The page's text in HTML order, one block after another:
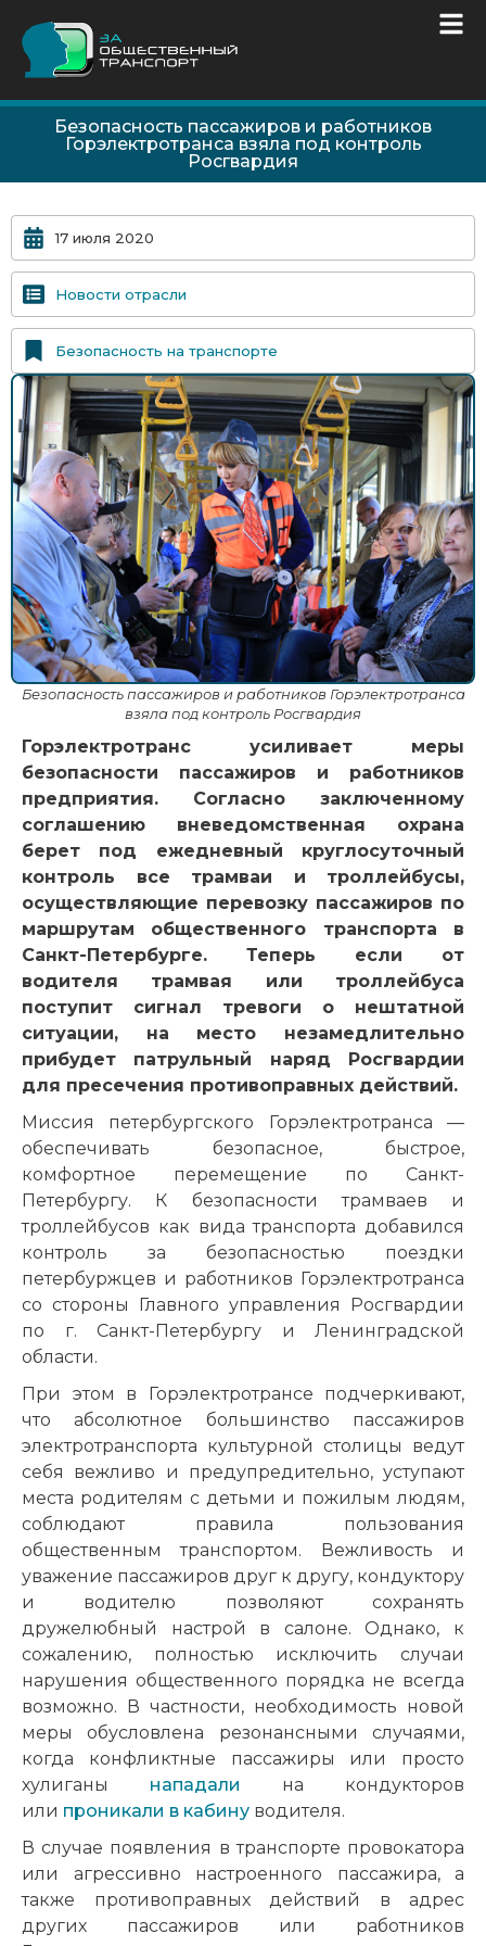
Безопасность пассажиров и работников
Горэлектротранса взяла под контроль
Росгвардия
17 июля 2020
Новости отрасли
Безопасность на транспорте
Безопасность пассажиров и работников Горэлектротранса
взяла под контроль Росгвардия
Горэлектротранс усиливает меры
безопасности пассажиров и работников
предприятия. Согласно заключенному
соглашению вневедомственная охрана
берет под ежедневный круглосуточный
контроль все трамваи и троллейбусы,
осуществляющие перевозку пассажиров по
маршрутам общественного транспорта в
Санкт-Петербурге. Теперь если от
водителя трамвая или троллейбуса
поступит сигнал тревоги о нештатной
ситуации, на место незамедлительно
прибудет патрульный наряд Росгвардии
для пресечения противоправных действий.
Миссия петербургского Горэлектротранса —
обеспечивать безопасное, быстрое,
комфортное перемещение по Санкт-
Петербургу. К безопасности трамваев и
троллейбусов как вида транспорта добавился
контроль за безопасностью поездки
петербуржцев и работников Горэлектротранса
со стороны Главного управления Росгвардии
по г. Санкт-Петербургу и Ленинградской
области.
При этом в Горэлектротрансе подчеркивают,
что абсолютное большинство пассажиров
электротранспорта культурной столицы ведут
себя вежливо и предупредительно, уступают
места родителям с детьми и пожилым людям,
соблюдают правила пользования
общественным транспортом. Вежливость и
уважение пассажиров друг к другу, кондуктору
и водителю позволяют сохранять
дружелюбный настрой в салоне. Однако, к
сожалению, полностью исключить случаи
нарушения общественного порядка не всегда
возможно. В частности, необходимость новой
меры обусловлена резонансными случаями,
когда конфликтные пассажиры или просто
хулиганы нападали
на кондукторов
или проникали в кабину водителя.
В случае появления в транспорте провокатора
или агрессивно настроенного пассажира, а
также противоправных действий в адрес
других пассажиров или работников